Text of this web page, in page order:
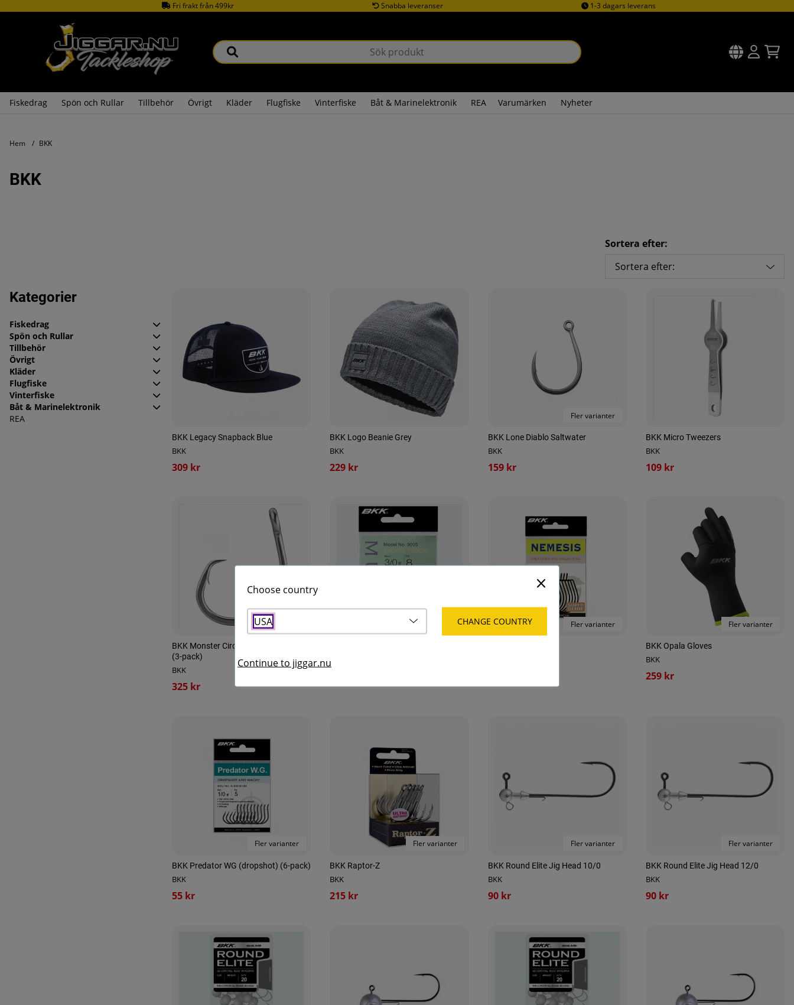
Fri frakt från 499kr Snabba leveranser 1-3 dagars leverans
Fiskedrag Spön och Rullar Tillbehör Övrigt Kläder Flugfiske Vinterfiske Båt & Marinelektronik REA Varumärken Nyheter
Hem BKK
BKK
Sortera efter:
Sortera efter:
Kategorier
Fiskedrag
Spön och Rullar
Tillbehör
Övrigt
Kläder
Flugfiske
Vinterfiske
Båt & Marinelektronik
REA
BKK Legacy Snapback Blue
BKK
309 kr
BKK Logo Beanie Grey
BKK
229 kr
Fler varianter
BKK Lone Diablo Saltwater
BKK
159 kr
BKK Micro Tweezers
BKK
109 kr
BKK Monster Circle 12/0 Cirkelkrok
(3-pack)
BKK
325 kr
Fler varianter
BKK
Fler varianter Fler varianter
BKK Opala Gloves
BKK
259 kr
Fler varianter
BKK Predator WG (dropshot) (6-pack)
BKK
55 kr
Fler varianter
BKK Raptor-Z
BKK
215 kr
Fler varianter
BKK Round Elite Jig Head 10/0
BKK
90 kr
Fler varianter
BKK Round Elite Jig Head 12/0
BKK
90 kr
Choose country
USA CHANGE COUNTRY
Continue to jiggar.nu